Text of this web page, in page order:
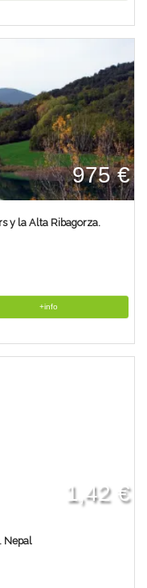
975 €
y la Alta Ribagorza.
+info
1,42 €
Nepal